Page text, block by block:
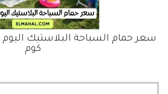
سعر حمام السباحة البلاستيك
كوم